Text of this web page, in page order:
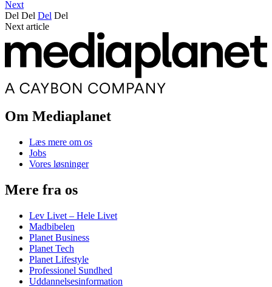
Next
Del Del Del Del
Next article
Om Mediaplanet
Læs mere om os
Jobs
Vores løsninger
Mere fra os
Lev Livet – Hele Livet
Madbibelen
Planet Business
Planet Tech
Planet Lifestyle
Professionel Sundhed
Uddannelsesinformation